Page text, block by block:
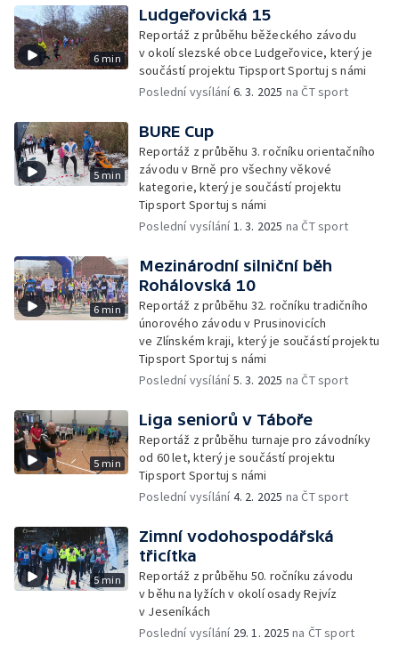
6 min
Ludgeřovická 15
Reportáž z průběhu běžeckého závodu
v okolí slezské obce Ludgeřovice, který je
součástí projektu Tipsport Sportuj s námi
Poslední vysílání6. 3. 2025 na ČT sport
5 min
BURE Cup
Reportáž z průběhu 3. ročníku orientačního
závodu v Brně pro všechny věkové
kategorie, který je součástí projektu
Tipsport Sportuj s námi
Poslední vysílání1. 3. 2025 na ČT sport
6 min
Mezinárodní silniční běh
Rohálovská 10
Reportáž z průběhu 32. ročníku tradičního
únorového závodu v Prusinovicích
ve Zlínském kraji, který je součástí projektu
Tipsport Sportuj s námi
Poslední vysílání5. 3. 2025 na ČT sport
5 min
Liga seniorů v Táboře
Reportáž z průběhu turnaje pro závodníky
od 60 let, který je součástí projektu
Tipsport Sportuj s námi
Poslední vysílání4. 2. 2025 na ČT sport
5 min
Zimní vodohospodářská
třicítka
Reportáž z průběhu 50. ročníku závodu
v běhu na lyžích v okolí osady Rejvíz
v Jeseníkách
Poslední vysílání 29. 1. 2025 na ČT sport